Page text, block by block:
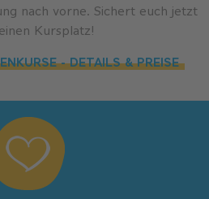
nach vorne. Sichert euch jetzt
Kursplatz!
- DETAILS & PREISE